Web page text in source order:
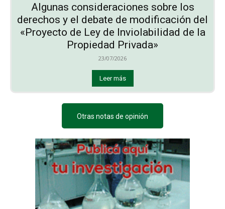
Algunas consideraciones sobre los
derechos y el debate de modificación del
«Proyecto de Ley de Inviolabilidad de la
Propiedad Privada»
23/07/2026
Leer más
Otras notas de opinión